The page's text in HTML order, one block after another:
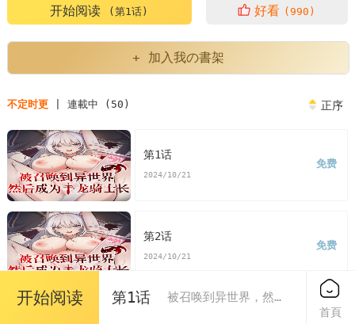
开始阅读 (第1话) 好看 (990)
+ 加入我の書架
不定时更| 連載中 (50) 正序
第1话
2024/10/21
免费
第2话
2024/10/21
免费
开始阅读 第1话 被召唤到异世界，然后成为半龙骑士长
首頁